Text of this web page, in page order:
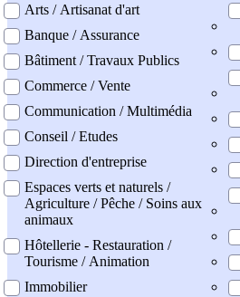
Arts / Artisanat d'art
Banque / Assurance
Bâtiment / Travaux Publics
Commerce / Vente
Communication / Multimédia
Conseil / Etudes
Direction d'entreprise
Espaces verts et naturels /
Agriculture / Pêche / Soins aux
animaux
Hôtellerie - Restauration /
Tourisme / Animation
Immobilier